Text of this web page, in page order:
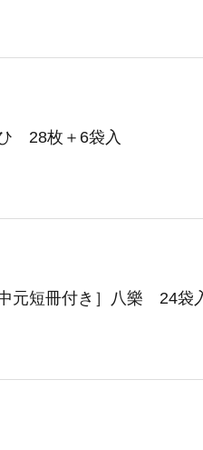
28枚＋6袋入
中元短冊付き］八樂 24袋